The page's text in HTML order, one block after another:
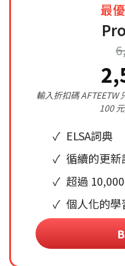
最
輸入折扣碼 AFTEETW
100
ELSA詞典
循續的更新
超過
個人化的學